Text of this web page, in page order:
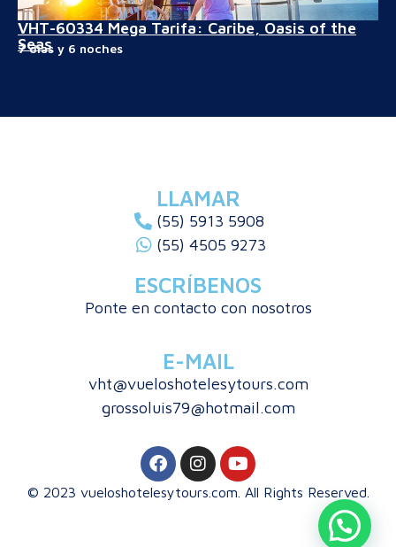
VHT-60334 Mega Tarifa: Caribe, Oasis of the
Seas
7 días y 6 noches
LLAMAR
(55) 5913 5908
(55) 4505 9273
ESCRÍBENOS
Ponte en contacto con nosotros
E-MAIL
vht@vueloshotelesytours.com
grossoluis79@hotmail.com
© 2023 vueloshotelesytours.com. All Rights Reserved.